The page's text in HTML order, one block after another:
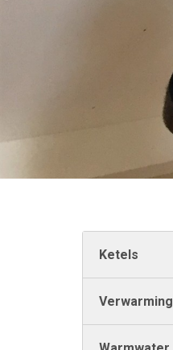
Ketels
Verwarming